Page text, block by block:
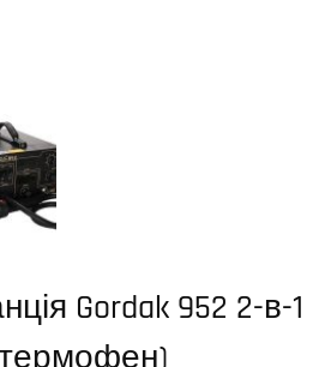
Gordak 952 2-в-1